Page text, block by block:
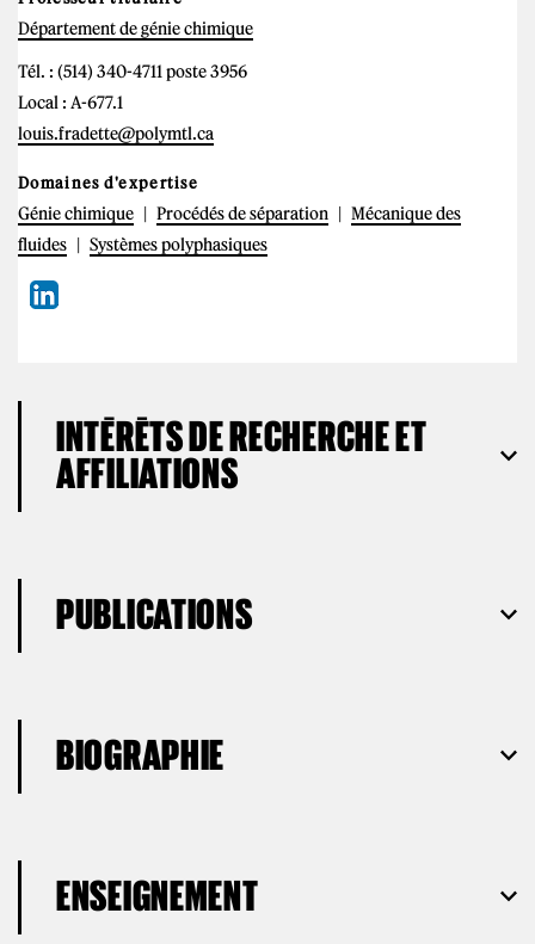
Département de génie chimique
Tél. : (514) 340-4711 poste 3956
Local : A-677.1
louis.fradette@polymtl.ca
Domaines d'expertise
Génie chimique Procédés de séparation
Mécanique des
fluides
Systèmes polyphasiques
INTÉRÊTS DE RECHERCHE ET
AFFILIATIONS
PUBLICATIONS
BIOGRAPHIE
ENSEIGNEMENT